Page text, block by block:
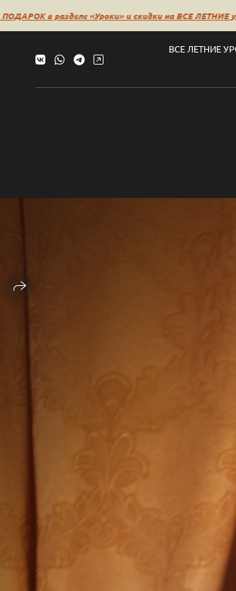
ВСЕ ЛЕТНИЕ
«Уроки» и скидки на ВСЕ ЛЕТНИЕ уроки🔥